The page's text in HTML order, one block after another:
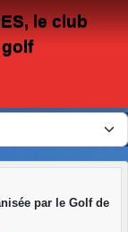
le club
par le Golf de